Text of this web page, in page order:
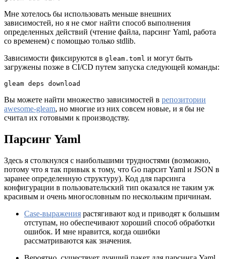
Мне хотелось бы использовать меньше внешних
зависимостей, но я не смог найти способ выполнения
определенных действий (чтение файла, парсинг Yaml, работа
со временем) с помощью только stdlib.
Зависимости фиксируются в gleam.toml и могут быть
загружены позже в CI/CD путем запуска следующей команды:
gleam deps download
Вы можете найти множество зависимостей в репозитории
awesome-gleam, но многие из них совсем новые, и я бы не
считал их готовыми к производству.
Парсинг Yaml
Здесь я столкнулся с наибольшими трудностями (возможно,
потому что я так привык к тому, что Go парсит Yaml и JSON в
заранее определенную структуру). Код для парсинга
конфигурации в пользовательский тип оказался не таким уж
красивым и очень многословным по нескольким причинам.
Case-выражения растягивают код и приводят к большим
отступам, но обеспечивают хороший способ обработки
ошибок. И мне нравится, когда ошибки
рассматриваются как значения.